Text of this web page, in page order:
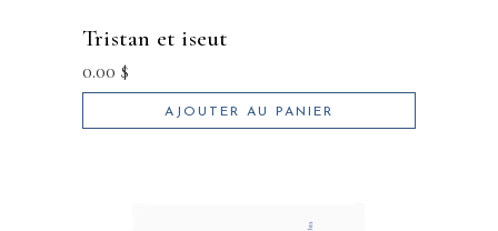
tristan et iseut
0.00 $
AJOUTER AU PANIER